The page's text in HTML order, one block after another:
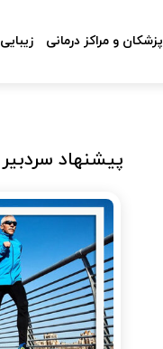
پزشکان و مراکز درمانی زیبایی
پیشنهاد سردبیر